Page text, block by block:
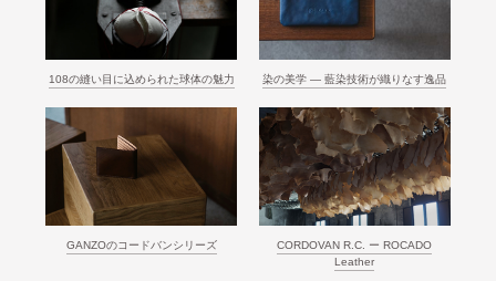
108の縫い目に込められた球体の魅力 染の美学 ― 藍染技術が織りなす逸品
GANZOのコードバンシリーズ
CORDOVAN R.C. ー ROCADO
Leather